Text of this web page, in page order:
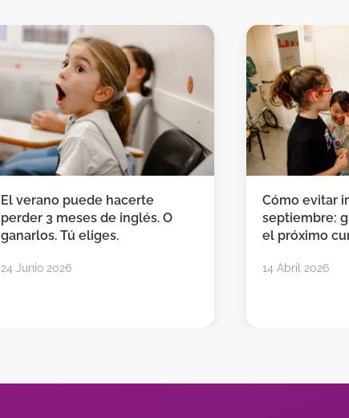
El verano puede hacerte
perder 3 meses de inglés. O
ganarlos. Tú eliges.
24 Junio 2026
Cómo evitar
septiembre:
el próximo
14 Abril 2026